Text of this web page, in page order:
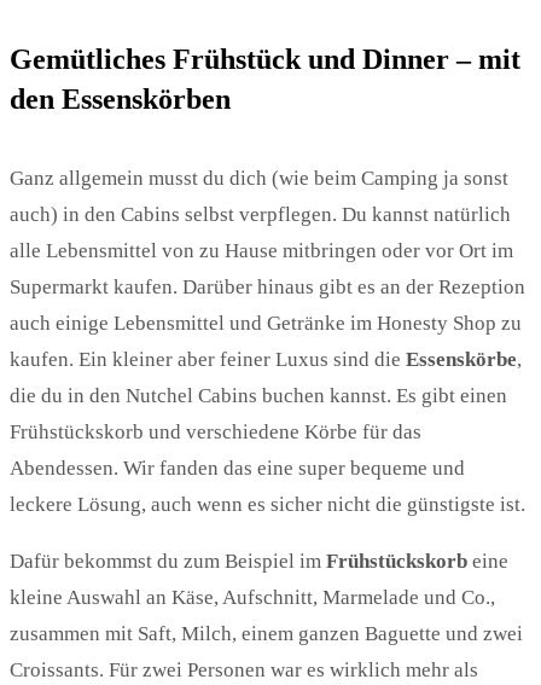
Gemütliches Frühstück und Dinner – mit
den Essenskörben
Ganz allgemein musst du dich (wie beim Camping ja sonst
auch) in den Cabins selbst verpflegen. Du kannst natürlich
alle Lebensmittel von zu Hause mitbringen oder vor Ort im
Supermarkt kaufen. Darüber hinaus gibt es an der Rezeption
auch einige Lebensmittel und Getränke im Honesty Shop zu
kaufen. Ein kleiner aber feiner Luxus sind die Essenskörbe,
die du in den Nutchel Cabins buchen kannst. Es gibt einen
Frühstückskorb und verschiedene Körbe für das
Abendessen. Wir fanden das eine super bequeme und
leckere Lösung, auch wenn es sicher nicht die günstigste ist.
Dafür bekommst du zum Beispiel im Frühstückskorb eine
kleine Auswahl an Käse, Aufschnitt, Marmelade und Co.,
zusammen mit Saft, Milch, einem ganzen Baguette und zwei
Croissants. Für zwei Personen war es wirklich mehr als